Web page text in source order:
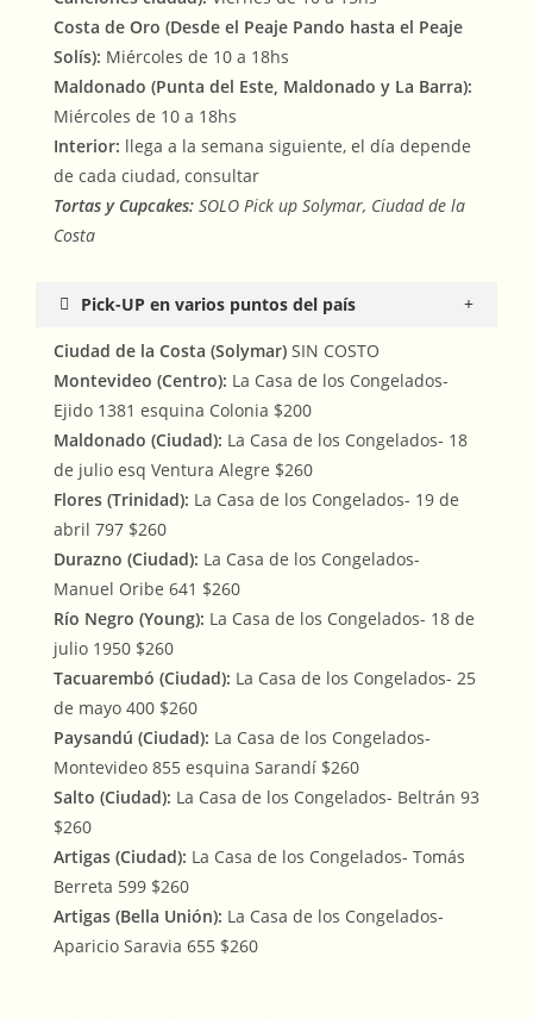
Costa de Oro (Desde el Peaje Pando hasta el Peaje
Solís): Miércoles de 10 a 18hs
Maldonado (Punta del Este, Maldonado y La Barra):
Miércoles de 10 a 18hs
Interior: llega a la semana siguiente, el día depende
de cada ciudad, consultar
Tortas y Cupcakes: SOLO Pick up Solymar, Ciudad de la
Costa
Pick-UP en varios puntos del país
Ciudad de la Costa (Solymar) SIN COSTO
Montevideo (Centro): La Casa de los Congelados-
Ejido 1381 esquina Colonia $200
Maldonado (Ciudad): La Casa de los Congelados- 18
de julio esq Ventura Alegre $260
Flores (Trinidad): La Casa de los Congelados- 19 de
abril 797 $260
Durazno (Ciudad): La Casa de los Congelados-
Manuel Oribe 641 $260
Río Negro (Young): La Casa de los Congelados- 18 de
julio 1950 $260
Tacuarembó (Ciudad): La Casa de los Congelados- 25
de mayo 400 $260
Paysandú (Ciudad): La Casa de los Congelados-
Montevideo 855 esquina Sarandí $260
Salto (Ciudad): La Casa de los Congelados- Beltrán 93
$260
Artigas (Ciudad): La Casa de los Congelados- Tomás
Berreta 599 $260
Artigas (Bella Unión): La Casa de los Congelados-
Aparicio Saravia 655 $260